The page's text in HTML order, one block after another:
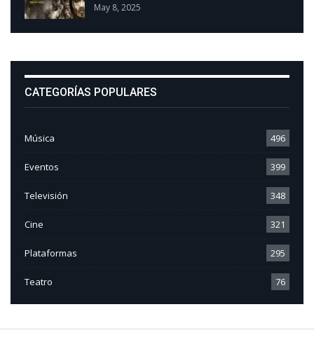
May 8, 2025
CATEGORÍAS POPULARES
Música 496
Eventos 399
Televisión 348
Cine 321
Plataformas 295
Teatro 76